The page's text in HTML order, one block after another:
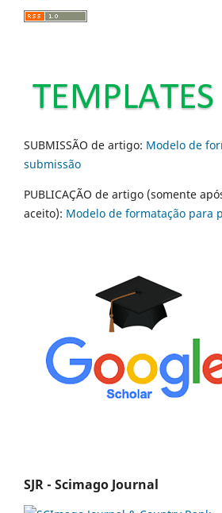
SUBMISSÃO de artigo: Modelo de
submissão
PUBLICAÇÃO de artigo (somente
aceito): Modelo de formatação para
SJR - Scimago Journal